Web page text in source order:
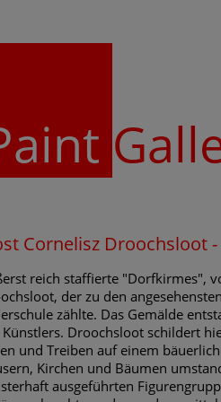
Cornelisz Droochsloot
reich staffierte "Dorfkirmes",
der zu den
zählte. Das Gemälde
Künstlers. Droochsloot schildert
und Treiben auf einem
Kirchen und Bäumen
ausgeführten